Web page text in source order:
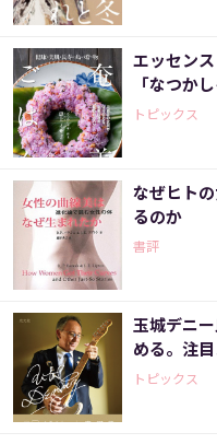
エッセン
「なつか
トピックス
なぜヒト
るのか
書評
玉城デニ
める。注
トピックス